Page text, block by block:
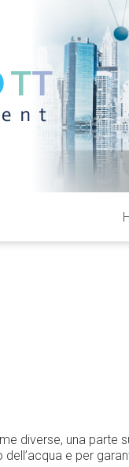
diverse, una
e per